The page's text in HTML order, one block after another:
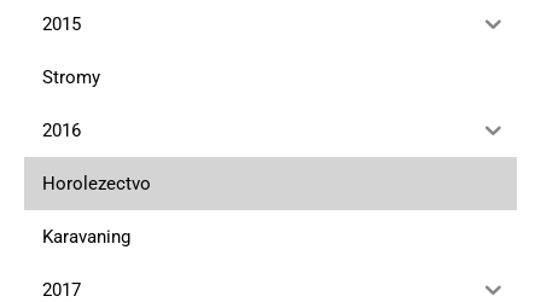
2015
Stromy
2016
Horolezectvo
Karavaning
2017